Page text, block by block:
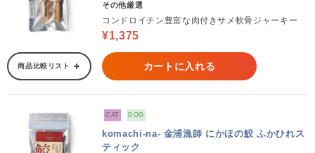
その他厳選
コンドロイチン豊富な肉付きサメ軟骨ジャーキー
¥1,375
商品比較リスト カートに入れる
CAT DOG
komachi-na- 金浦漁師 にかほの鮫 ふかひれス
ティック